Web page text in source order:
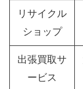
リサイクル
ショップ
出張買取サ
ービス